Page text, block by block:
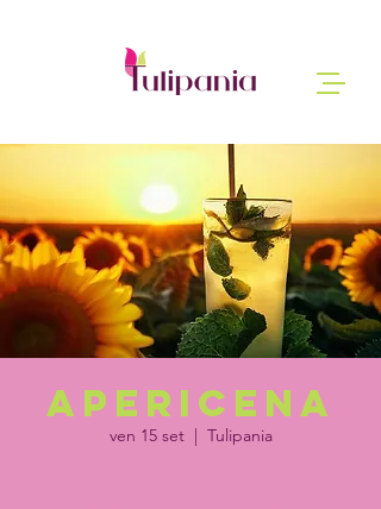
Apericena
ven 15 set
  |
Tulipania